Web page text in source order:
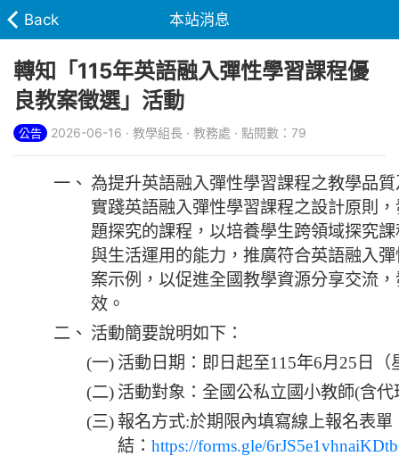
Back 本站消息
轉知「115年英語融入彈性學習課程優
良教案徵選」活動
公告 2026-06-16 · 教學組長 · 教務處 · 點閱數：79
一、 為提升英語融入彈性學習課程之教學品
實踐英語融入彈性學習課程之設計原則
題探究的課程，以培養學生跨領域探究
與生活運用的能力，推廣符合英語融入
案示例，以促進全國教學資源分享交流
效。
二、 活動簡要說明如下：
(一) 活動日期：即日起至115年6月25日（
(二) 活動對象：全國公私立國小教師(含
(三) 報名方式:於期限內填寫線上報名表
結： https://forms.gle/